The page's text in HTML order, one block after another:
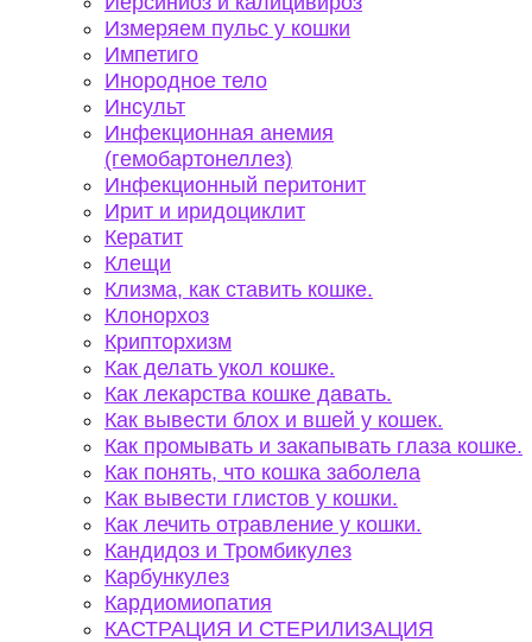
Измеряем пульс у кошки
Импетиго
Инородное тело
Инсульт
Инфекционная анемия
(гемобартонеллез)
Инфекционный перитонит
Ирит и иридоциклит
Кератит
Клещи
Клизма, как ставить кошке.
Клонорхоз
Крипторхизм
Как делать укол кошке.
Как лекарства кошке давать.
Как вывести блох и вшей у кошек.
Как промывать и закапывать глаза кошке.
Как понять, что кошка заболела
Как вывести глистов у кошки.
Как лечить отравление у кошки.
Кандидоз и Тромбикулез
Карбункулез
Кардиомиопатия
КАСТРАЦИЯ И СТЕРИЛИЗАЦИЯ